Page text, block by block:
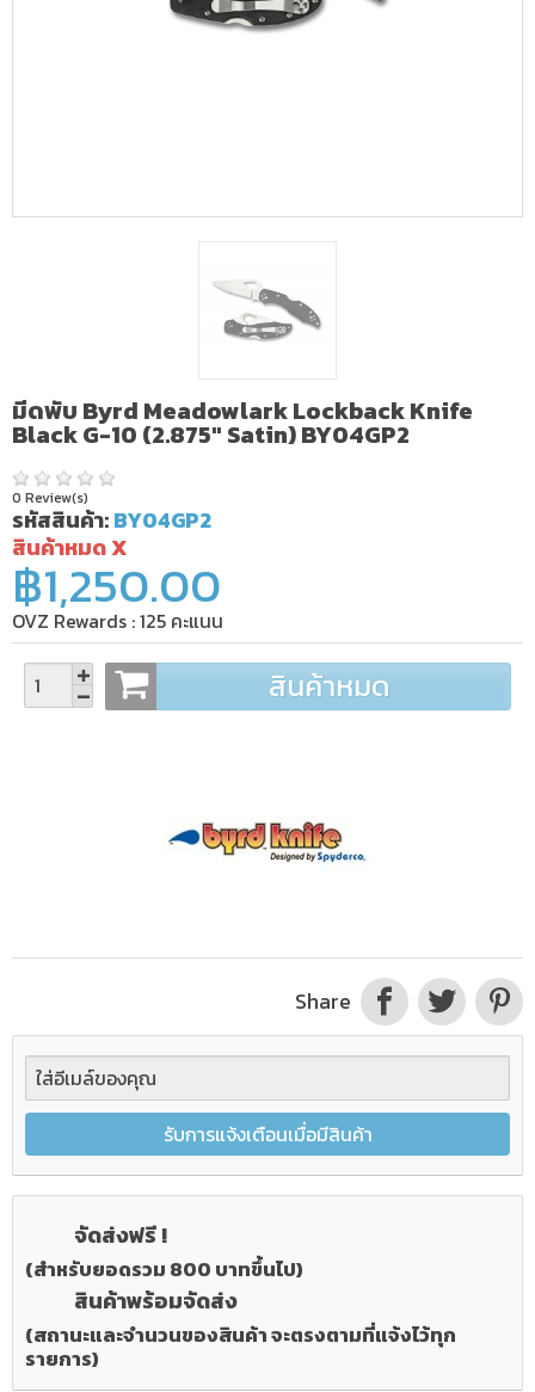
มีดพับ Byrd Meadowlark Lockback Knife
Black G-10 (2.875" Satin) BY04GP2
0 Review(s)
รหัสสินค้า:BY04GP2
สินค้าหมด X
฿1,250.00
OVZ Rewards :125 คะแนน
สินค้าหมด
Share
รับการแจ้งเตือนเมื่อมีสินค้า
จัดส่งฟรี !
(สำหรับยอดรวม 800 บาทขึ้นไป)
สินค้าพร้อมจัดส่ง
(สถานะและจำนวนของสินค้า จะตรงตามที่แจ้งไว้ทุก
รายการ)